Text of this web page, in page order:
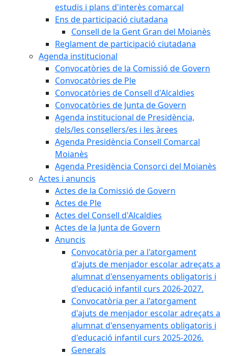
estudis i plans d'interès comarcal
Ens de participació ciutadana
Consell de la Gent Gran del Moianès
Reglament de participació ciutadana
Agenda institucional
Convocatòries de la Comissió de Govern
Convocatòries de Ple
Convocatòries de Consell d'Alcaldies
Convocatòries de Junta de Govern
Agenda institucional de Presidència,
dels/les consellers/es i les àrees
Agenda Presidència Consell Comarcal
Moianès
Agenda Presidència Consorci del Moianès
Actes i anuncis
Actes de la Comissió de Govern
Actes de Ple
Actes del Consell d'Alcaldies
Actes de la Junta de Govern
Anuncis
Convocatòria per a l'atorgament
d'ajuts de menjador escolar adreçats a
alumnat d'ensenyaments obligatoris i
d'educació infantil curs 2026-2027.
Convocatòria per a l'atorgament
d'ajuts de menjador escolar adreçats a
alumnat d'ensenyaments obligatoris i
d'educació infantil curs 2025-2026.
Generals